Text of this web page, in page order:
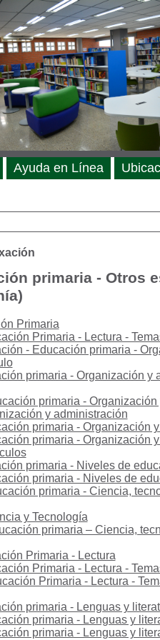
primaria - Otros
Primaria
Primaria - Lectura -
- Educación primaria -
primaria - Organización y
primaria -
y administración
primaria - Organización
primaria - Organización
primaria - Niveles de
primaria - Niveles de
primaria - Ciencia,
y Tecnología
primaria – Ciencia,
Primaria - Lectura
Primaria - Lectura -
Primaria - Lectura -
primaria - Lenguas y
primaria - Lenguas y
primaria - Lenguas y
Ayuda en Línea